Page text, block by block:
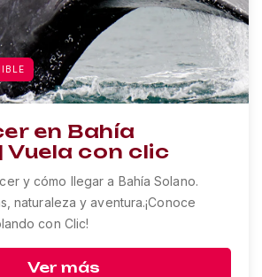
en Bahía
Vuela con clic
y cómo llegar a Bahía Solano.
naturaleza y aventura.¡Conoce
con Clic!
Ver más